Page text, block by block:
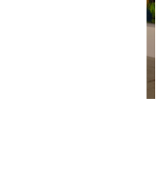
(слева) и
черты